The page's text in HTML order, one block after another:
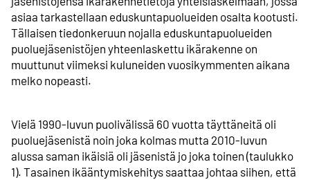
asiaa tarkastellaan eduskunta­puolueiden osalta kootusti.
Tällaisen tiedonkeruun nojalla eduskunta­puolueiden
puolue­jäsenistöjen yhteenlaskettu ikärakenne on
muuttunut viimeksi kuluneiden vuosikymmenten aikana
melko nopeasti.
Vielä 1990-luvun puolivälissä 60 vuotta täyttäneitä oli
puoluejäsenistä noin joka kolmas mutta 2010-luvun
alussa saman ikäisiä oli jäsenistä jo joka toinen (taulukko
1). Tasainen ikääntymis­kehitys saattaa johtaa siihen, että